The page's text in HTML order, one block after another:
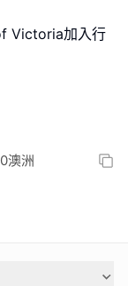
Victoria加入行
澳洲